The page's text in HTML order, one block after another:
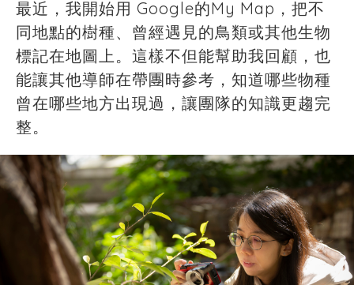
最近，我開始用 Google的My Map，把不
同地點的樹種、曾經遇見的鳥類或其他生物
標記在地圖上。這樣不但能幫助我回顧，也
能讓其他導師在帶團時參考，知道哪些物種
曾在哪些地方出現過，讓團隊的知識更趨完
整。